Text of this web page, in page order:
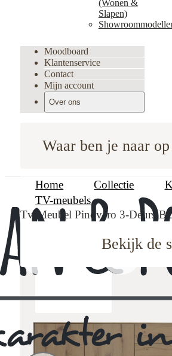
Waar ben je naar
(Wonen &
Slapen)
Moodboard
Klantenservice
Contact
Mijn account
Over ons
Home Collectie
TV-meubels
Tv-Meubel Pinovero 3-Deurs
Bekijk de